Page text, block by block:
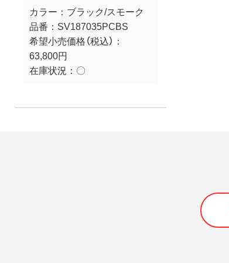
カラー： ブラック/スモーク
品番： SV187035PCBS
希望小売価格（税込）：
63,800円
在庫状況： 〇